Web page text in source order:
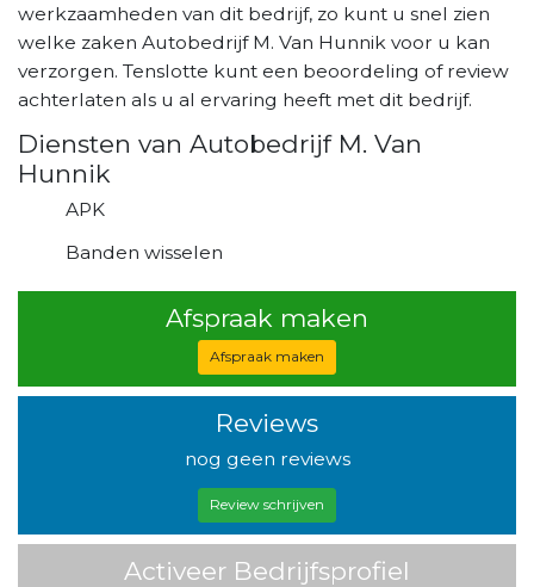
werkzaamheden van dit bedrijf, zo kunt u snel zien
welke zaken Autobedrijf M. Van Hunnik voor u kan
verzorgen. Tenslotte kunt een beoordeling of review
achterlaten als u al ervaring heeft met dit bedrijf.
Diensten van Autobedrijf M. Van
Hunnik
APK
Banden wisselen
Afspraak maken
Afspraak maken
Reviews
nog geen reviews
Review schrijven
Activeer Bedrijfsprofiel